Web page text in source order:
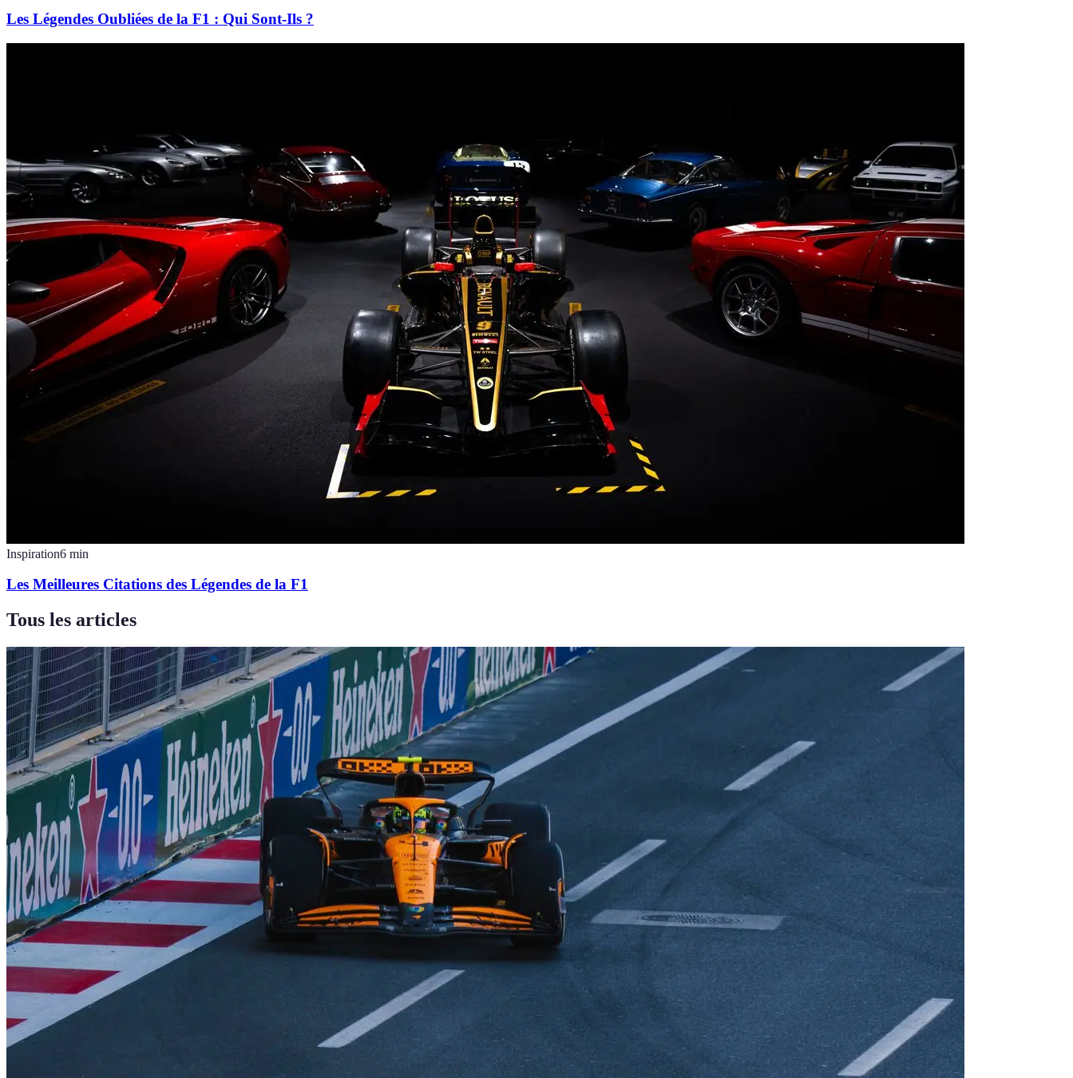
Les Légendes Oubliées de la F1 : Qui Sont-Ils ?
Inspiration6 min
Les Meilleures Citations des Légendes de la F1
Tous les articles